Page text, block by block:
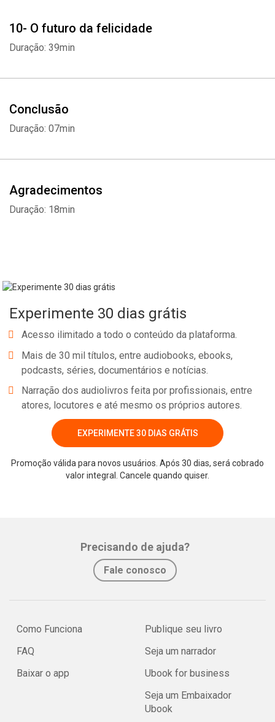
10- O futuro da felicidade
Duração: 39min
Conclusão
Duração: 07min
Agradecimentos
Duração: 18min
Experimente 30 dias grátis
Acesso ilimitado a todo o conteúdo da plataforma.
Mais de 30 mil títulos, entre audiobooks, ebooks,
podcasts, séries, documentários e notícias.
Narração dos audiolivros feita por profissionais, entre
atores, locutores e até mesmo os próprios autores.
EXPERIMENTE 30 DIAS GRÁTIS
Promoção válida para novos usuários. Após 30 dias, será cobrado
valor integral. Cancele quando quiser.
Precisando de ajuda?
Fale conosco
Como Funciona
FAQ
Baixar o app
Publique seu livro
Seja um narrador
Ubook for business
Seja um Embaixador
Ubook